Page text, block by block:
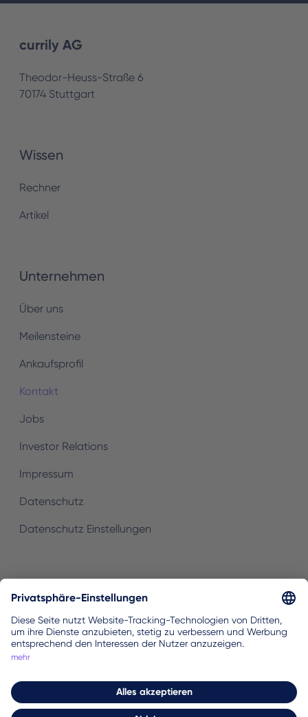
currily AG
Theodor-Heuss-Straße 6
70174 Stuttgart
Wissen
Rechner
Artikel
Unternehmen
Über uns
Meilensteine
Ankaufsprofil
Kontakt
Jobs
Investor Relations
Impressum
Datenschutz
Datenschutz Einstellungen
Zum currily Newsletter anmelden
Registrieren
Wöchentlich Tipps, Tricks & Wissen damit du deine